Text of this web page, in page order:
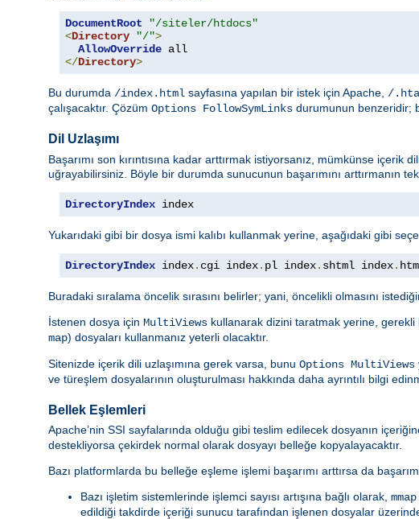
DocumentRoot
"/siteler/htdocs"
<Directory "/">
AllowOverride
</Directory>
Bu durumda /index.html sayfasına yapılan bir istek için Apache, /
çalışacaktır. Çözüm Options FollowSymLinks durumunun benzeridir;
Dil Uzlaşımı
Başarımı son kırıntısına kadar arttırmak istiyorsanız, mümkünse içerik
uğrayabilirsiniz. Böyle bir durumda sunucunun başarımını arttırmanın
DirectoryIndex index
Yukarıdaki gibi bir dosya ismi kalıbı kullanmak yerine, aşağıdaki gibi
DirectoryIndex index. cgi index. pl index. shtml index.
Buradaki sıralama öncelik sırasını belirler; yani, öncelikli olmasını
İstenen dosya için MultiViews kullanarak dizini taratmak yerine,
map) dosyaları kullanmanız yeterli olacaktır.
Sitenizde içerik dili uzlaşımına gerek varsa, bunu Options MultiViews
ve türeşlem dosyalarının oluşturulması hakkında daha ayrıntılı bilgi
Bellek Eşlemleri
Apache’nin SSI sayfalarında olduğu gibi teslim edilecek dosyanın
destekliyorsa çekirdek normal olarak dosyayı belleğe kopyalayacaktır.
Bazı platformlarda bu belleğe eşleme işlemi başarımı arttırsa da
Bazı işletim sistemlerinde işlemci sayısı artışına bağlı olarak, mmap
edildiği takdirde içeriği sunucu tarafından işlenen dosyalar